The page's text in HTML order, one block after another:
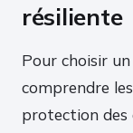
résiliente
Pour choisir
comprendre
protection des